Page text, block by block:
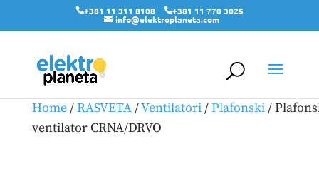
+381 11 311 8108 +381 11 770 3025
info@elektroplaneta.com
Home/RASVETA/Ventilatori/Plafonski/
ventilator CRNA/DRVO